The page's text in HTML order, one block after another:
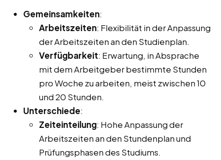
Gemeinsamkeiten:
Arbeitszeiten: Flexibilität in der Anpassung
der Arbeitszeiten an den Studienplan.
Verfügbarkeit: Erwartung, in Absprache
mit dem Arbeitgeber bestimmte Stunden
pro Woche zu arbeiten, meist zwischen 10
und 20 Stunden.
Unterschiede:
Zeiteinteilung: Hohe Anpassung der
Arbeitszeiten an den Stundenplan und
Prüfungsphasen des Studiums.